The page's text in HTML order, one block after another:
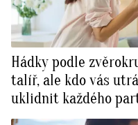
Hádky podle
talíř, ale kdo vás
uklidnit každého